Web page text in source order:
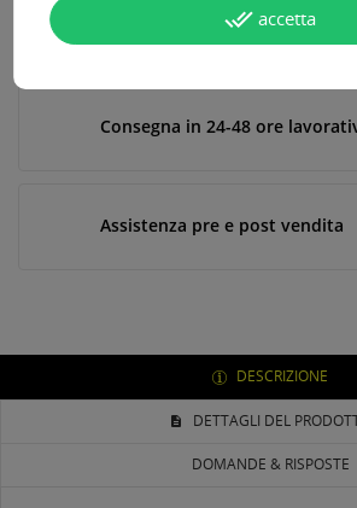
Paga online, alla consegna o
Consegna in 24-48 ore
Assistenza pre e post vendita
DESCRIZIONE
DETTAGLI DEL
DOMANDE & RISPOSTE
done_all accetta